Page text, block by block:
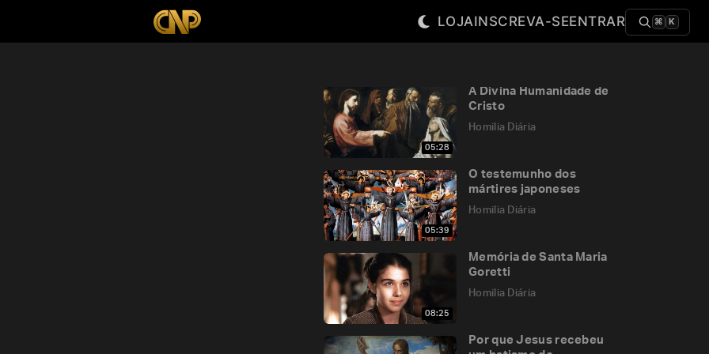
LOJAINSCREVA-SEENTRAR ⌘ K
05:28
A Divina Humanidade de
Cristo
Homilia Diária
05:39
O testemunho dos
mártires japoneses
Homilia Diária
08:25
Memória de Santa Maria
Goretti
Homilia Diária
Por que Jesus recebeu